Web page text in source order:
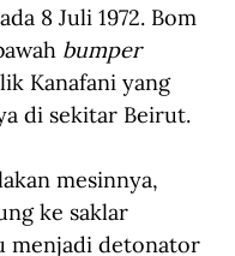
8 Juli 1972. Bom
bumper
Kanafani yang
di sekitar Beirut.
mesinnya,
ke saklar
menjadi detonator